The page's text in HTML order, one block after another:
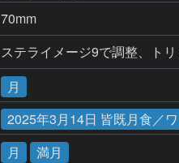
70mm
ステライメージ9で調整、トリ
月
2025年3月14日 皆既月食／
月 満月